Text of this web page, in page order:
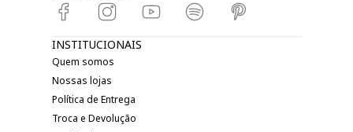
INSTITUCIONAIS
Quem somos
Nossas lojas
Política de Entrega
Troca e Devolução